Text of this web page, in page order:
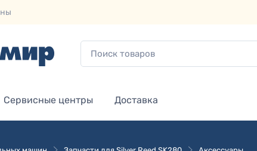
Сервисные центры Доставка